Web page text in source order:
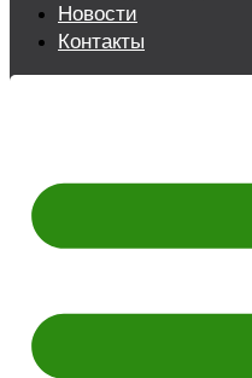
Новости
Контакты